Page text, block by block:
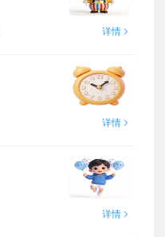
详情 >
详情 >
详情 >